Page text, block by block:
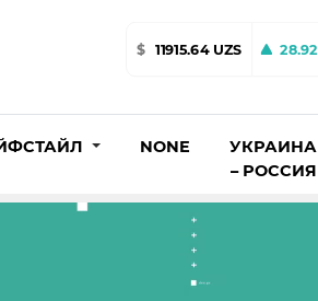
$ 11915.64 UZS 28.92
NONE
УКРАИНА
– РОССИЯ